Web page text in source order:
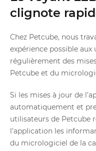
clignote
Chez Petcube, nous
expérience possible
régulièrement des
Petcube et du
Si les mises à jour de
automatiquement et
utilisateurs de Petcube
l'application les
du micrologiciel de la